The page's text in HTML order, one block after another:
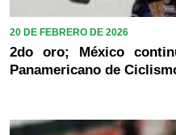
20 DE FEBRERO DE 2026
2do oro; México
Panamericano de